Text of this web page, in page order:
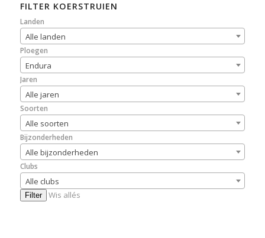
FILTER KOERSTRUIEN
Landen
Alle landen
Ploegen
Endura
Jaren
Alle jaren
Soorten
Alle soorten
Bijzonderheden
Alle bijzonderheden
Clubs
Alle clubs
Filter Wis allés